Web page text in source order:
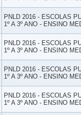
PNLD 2016 - ESCOLAS
1º A 3º ANO - ENSINO
PNLD 2016 - ESCOLAS
1º A 3º ANO - ENSINO
PNLD 2016 - ESCOLAS
1º A 3º ANO - ENSINO
PNLD 2016 - ESCOLAS
1º A 3º ANO - ENSINO